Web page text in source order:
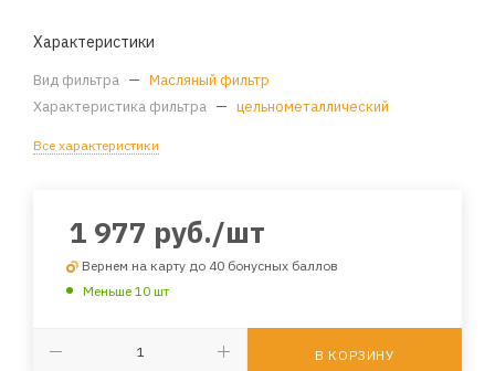
Характеристики
Вид фильтра — Масляный фильтр
Характеристика фильтра — цельнометаллический
Все характеристики
1 977 руб./шт
Вернем на карту до 40 бонусных баллов
Меньше 10 шт
В КОРЗИНУ